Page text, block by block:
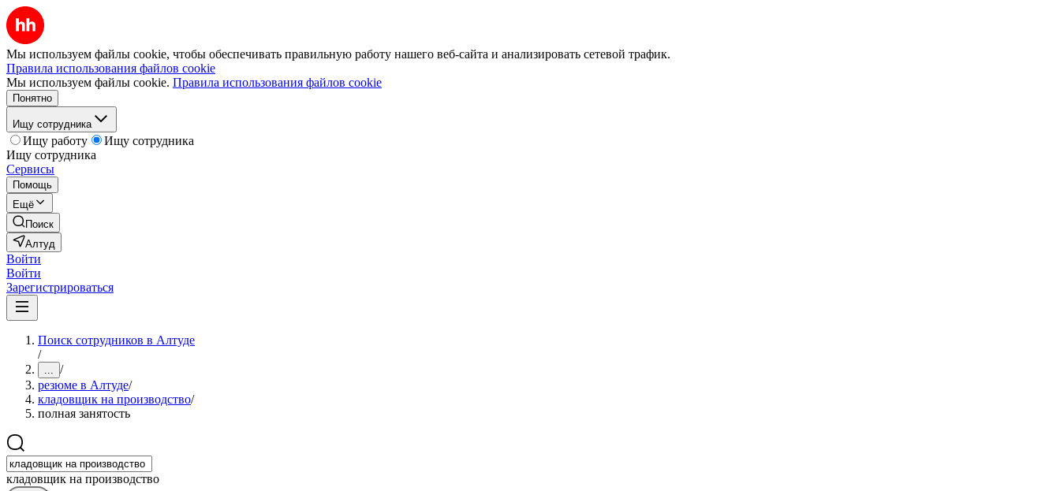
Мы используем файлы cookie, чтобы обеспечивать правильную работу нашего веб-сайта и анализировать сетевой трафик.
Правила использования файлов cookie
Мы используем файлы cookie. Правила использования файлов cookie
Понятно
Ищу сотрудника
Ищу работу
Ищу сотрудника
Ищу сотрудника
Сервисы
Помощь
Ещё
Поиск
Алтуд
Войти
Войти
Зарегистрироваться
Поиск сотрудников в Алтуде
/
... /
резюме в Алтуде/
кладовщик на производство/
полная занятость
кладовщик на производство